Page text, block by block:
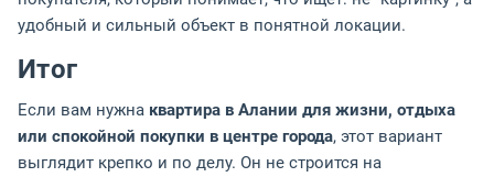
удобный и сильный объект в понятной локации.
Итог
Если вам нужна квартира в Алании для жизни, отдыха
или спокойной покупки в центре города, этот вариант
выглядит крепко и по делу. Он не строится на